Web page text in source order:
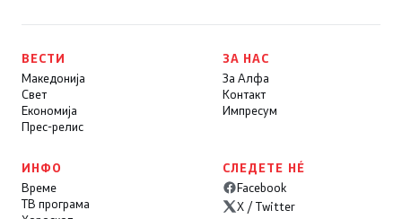
ВЕСТИ
Македонија
Свет
Економија
Прес-релис
ЗА НАС
За Алфа
Контакт
Импресум
ИНФО
Време
ТВ програма
СЛЕДЕТЕ НÉ
Facebook
X / Twitter